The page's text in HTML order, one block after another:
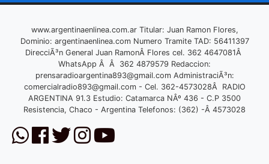
www.argentinaenlinea.com.ar Titular: Juan Ramon Flores,
Dominio: argentinaenlinea.com Numero Tramite TAD: 56411397
DirecciÃ³n General Juan RamonÂ Flores cel. 362 4647081Â
WhatsApp Â Â 362 4879579 Redaccion:
prensaradioargentina893@gmail.comAdministraciÃ³n:
comercialradio893@gmail.com- Cel. 362-4573028Â RADIO
ARGENTINA 91.3 Estudio: Catamarca NÂº 436 - C.P 3500
Resistencia, Chaco - Argentina Telefonos: (362) -Â 4573028